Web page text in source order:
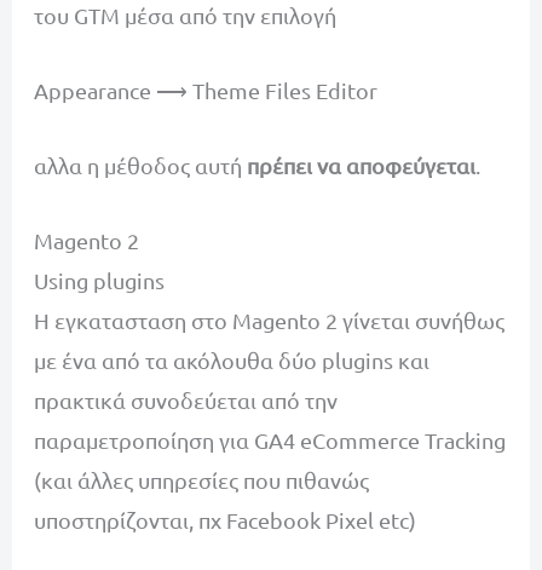
του GTM μέσα από την επιλογή
Appearance ⟶ Theme Files Editor
αλλα η μέθοδος αυτή πρέπει να αποφεύγεται
Magento 2
Using plugins
Η εγκατασταση στο Magento 2 γίνεται συνήθως
με ένα από τα ακόλουθα δύο plugins και
πρακτικά συνοδεύεται από την
παραμετροποίηση για GA4 eCommerce Tracking
(και άλλες υπηρεσίες που πιθανώς
υποστηρίζονται, πχ Facebook Pixel etc)